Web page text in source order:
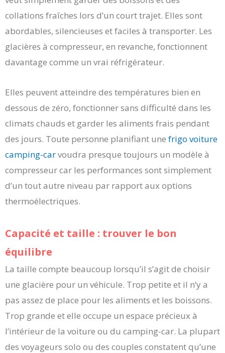
collations fraîches lors d’un court trajet. Elles sont
abordables, silencieuses et faciles à transporter. Les
glacières à compresseur, en revanche, fonctionnent
davantage comme un vrai réfrigérateur.
Elles peuvent atteindre des températures bien en
dessous de zéro, fonctionner sans difficulté dans les
climats chauds et garder les aliments frais pendant
des jours. Toute personne planifiant une frigo voiture
camping-carvoudra presque toujours un modèle à
compresseur car les performances sont simplement
d’un tout autre niveau par rapport aux options
thermoélectriques.
Capacité et taille : trouver le bon
équilibre
La taille compte beaucoup lorsqu’il s’agit de choisir
une glacière pour un véhicule. Trop petite et il n’y a
pas assez de place pour les aliments et les boissons.
Trop grande et elle occupe un espace précieux à
l’intérieur de la voiture ou du camping-car. La plupart
des voyageurs solo ou des couples constatent qu’une